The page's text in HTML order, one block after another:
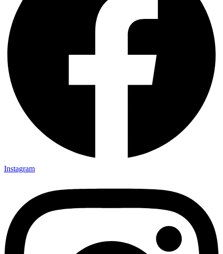
Instagram